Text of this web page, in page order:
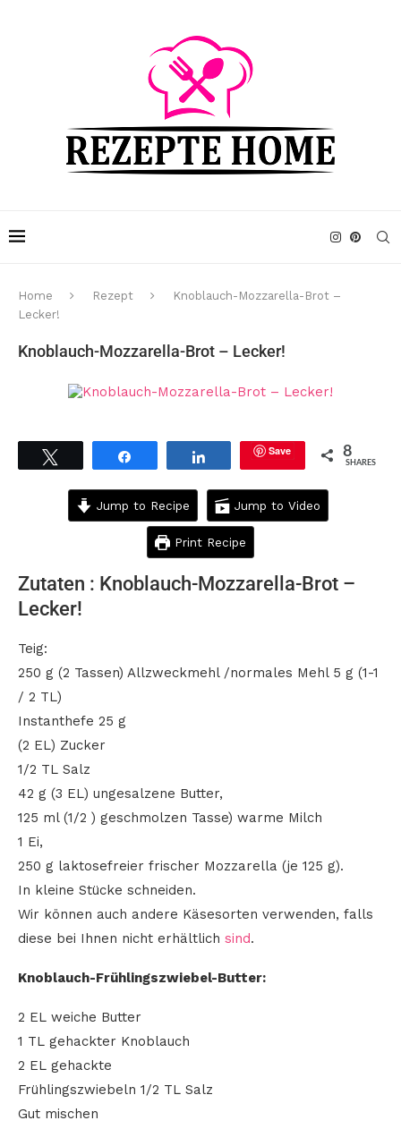
Home Rezept
Knoblauch-Mozzarella-Brot –
Lecker!
Knoblauch-Mozzarella-Brot – Lecker!
Save 8
SHARES
Jump to Recipe Jump to Video
Print Recipe
Zutaten : Knoblauch-Mozzarella-Brot –
Lecker!
Teig:
250 g (2 Tassen) Allzweckmehl /normales Mehl 5 g (1-1
/ 2 TL)
Instanthefe 25 g
(2 EL) Zucker
1/2 TL Salz
42 g (3 EL) ungesalzene Butter,
125 ml (1/2 ) geschmolzen Tasse) warme Milch
1 Ei,
250 g laktosefreier frischer Mozzarella (je 125 g).
In kleine Stücke schneiden.
Wir können auch andere Käsesorten verwenden, falls
diese bei Ihnen nicht erhältlich sind.
Knoblauch-Frühlingszwiebel-Butter:
2 EL weiche Butter
1 TL gehackter Knoblauch
2 EL gehackte
Frühlingszwiebeln 1/2 TL Salz
Gut mischen